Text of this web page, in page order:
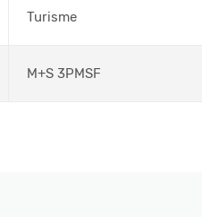
Turisme
M+S 3PMSF